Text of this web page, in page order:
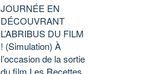
JOURNÉE EN
DÉCOUVRANT
L’ABRIBUS DU FILM
! (Simulation) À
l’occasion de la sortie
du film Les Recettes